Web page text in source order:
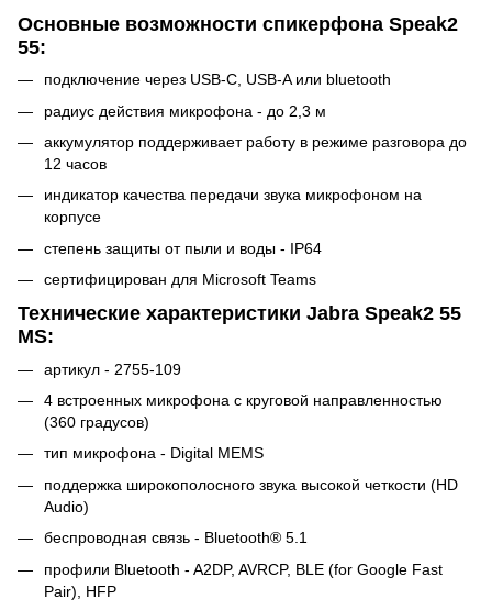
Основные возможности спикерфона Speak2
55:
подключение через USB-С, USB-A или bluetooth
радиус действия микрофона - до 2,3 м
аккумулятор поддерживает работу в режиме разговора до
12 часов
индикатор качества передачи звука микрофоном на
корпусе
степень защиты от пыли и воды - IP64
сертифицирован для Microsoft Teams
Технические характеристики Jabra Speak2 55
MS:
артикул - 2755-109
4 встроенных микрофона с круговой направленностью
(360 градусов)
тип микрофона - Digital MEMS
поддержка широкополосного звука высокой четкости (HD
Audio)
беспроводная связь - Bluetooth® 5.1
профили Bluetooth - A2DP, AVRCP, BLE (for Google Fast
Pair), HFP